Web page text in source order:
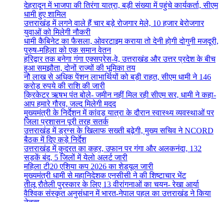
देहरादून में भाजपा की तिरंगा यात्रा, बड़ी संख्या में पहुंचे कार्यकर्ता, सीएम
धामी हुए शामिल
उत्तराखंड में लगने वाले हैं चार बड़े रोजगार मेले, 10 हजार बेरोजगार
युवाओं को मिलेगी नौकरी
धामी कैबिनेट का फैसला, ओवरटाइम कराया तो देनी होगी दोगुनी मजदूरी,
पुरुष-महिला को एक समान वेतन
हरिद्वार तक बनेगा गंगा एक्सप्रेस-वे, उत्तराखंड और उत्तर प्रदेश के बीच
हुआ समझौता, दोनों राज्यों की भूमिका तय
नौ लाख से अधिक पेंशन लाभार्थियों को बड़ी राहत, सीएम धामी ने 146
करोड़ रुपये की राशि की जारी
क्रिकेटर ऋषभ पंत बोले- जमीन नहीं मिल रही सीएम सर, धामी ने कहा-
आप हमारे गौरव, जल्द मिलेगी मदद
मुख्यमंत्री के निर्देशन में कांवड़ यात्रा के दौरान स्वास्थ्य व्यवस्थाओं पर
जिला प्रशासन पूरी तरह सतर्क
उत्तराखंड में ड्रग्स के खिलाफ सख्ती बढ़ेगी, मुख्य सचिव ने NCORD
बैठक में दिए कड़े निर्देश
उत्तराखंड में कुदरत का कहर, उफान पर गंगा और अलकनंदा, 132
सड़कें बंद, 5 जिलों में येलो अलर्ट जारी
महिला टी20 एशिया कप 2026 का शेड्यूल जारी
मुख्यमंत्री धामी से महानिदेशक एनसीसी ने की शिष्टाचार भेंट
तीलू रौतेली पुरस्कार के लिए 13 वीरांगनाओं का चयन- रेखा आर्या
वैश्विक संस्कृत अनुसंधान में भारत-नेपाल पहल का उत्तराखंड ने किया